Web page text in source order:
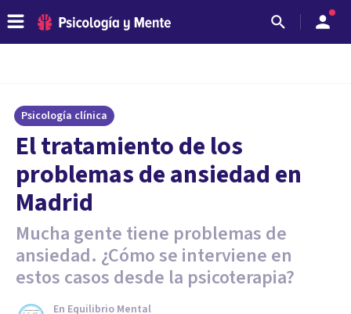
Psicología clínica
El tratamiento de los
problemas de ansiedad en
Madrid
Mucha gente tiene problemas de
ansiedad. ¿Cómo se interviene en
estos casos desde la psicoterapia?
En Equilibrio Mental